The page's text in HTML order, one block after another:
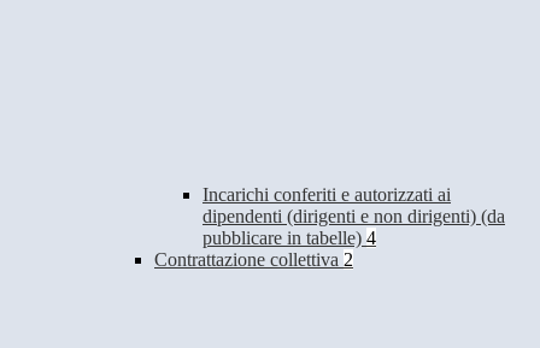
Incarichi conferiti e autorizzati ai
dipendenti (dirigenti e non dirigenti) (da
pubblicare in tabelle) 4
Contrattazione collettiva 2